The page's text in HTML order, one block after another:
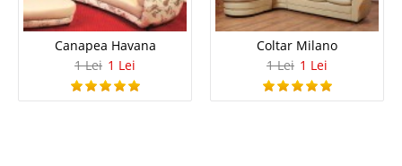
Canapea Havana
1 Lei 1 Lei
Coltar Milano
1 Lei 1 Lei